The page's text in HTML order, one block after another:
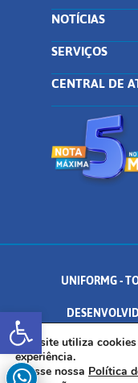
Abrir a
NOTÍCIAS
SERVIÇOS
CENTRAL DE
UNIFORMG -
AV. DR. ARNALDO DE
Este site utiliza
experiência.
Acesse nossa Política